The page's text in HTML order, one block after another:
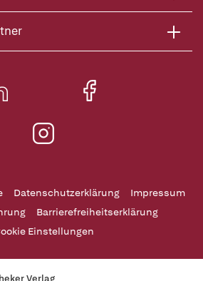
Datenschutzerklärung
Impressum
Barrierefreiheitserklärung
Einstellungen
Verlag